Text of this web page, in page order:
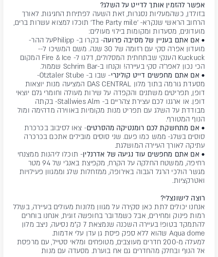
אפשר להזמין אותך לדייט על השלג?
בזולדן, כשהמעליות נסגרות, זאת השעה לפתיחת החגיגות. לאורך
הרחוב הראשי שנקרא- 'The Party mile' תוכלו למצוא עשרות ברים,
מועדונים, מסעדות ומקומות בילוי מעולים:
• אם אתם בעניין של מסיבה פרועה
- בקרו ב- Philippעל ההר-
מועדון אפרה סקי עם רזומה של 30 שנה. משם המשיכו ל--
Kuckuck הענקי שבתחתית המסלולים, דלגו ל- Fire & Ice המקום
הכי נכון לאפר'ה סקי בעיירה! וקנחו ב-Schrim Bar שממול.
• אם אתם מחפשים דייט קולינרי
- שבו ב- Ötztaler Stube-
מסעדת גורמה בתוך מלון DAS CENTRAL המציעה מנות יוצאות
דופן, תפריטים משתנים והקפדה על שירות מעולה וחומרי גלם יוצאי
דופן. או ארגנו לכם עצירת צהריים ב- Stallwies Alm- בקתה
מבודדת על השלג עם תפריט מנות מקומיות באווירה מדהימה ומול
הנוף המטורף.
• אם מתחשקת לכם רומנטיקה מהסרטים- צאו לסיבוב בכרכרת
סוסים בשלג- ממש כמו פעם. שני סוסים מובילים אתכם בכרכרה
עתיקה לאורך העיירה המושלגת.
• אם אתם מחפשים עוד נגיעה של אדרנלין- תוכלו ליהנות ממצנחי
רחיפה, ממשטח החלקה על הקרח, מקפיצת באנג'י של 94 מטר
מגשר הולכי הרגל הגבוה באירופה, ממזחלות שלג וממגוון פעילויות
ואטרקציות.
רוצה לישונצלי?
אנחנו יכולים לתת כאן סקירה על מגוון מלונות מעולים בעיירה, בשלל
רמות פינוק ומחירים, אבל כשמדובר בחופשה זוגית, אנחנו בוחרים
להתמקד בטופ! בעיירה השכנה שנמצאת 7 ק"מ נסיעה, ניצב מלון
Aqua dome שהוא ללא ספק פיסת גן עדן עלי אדמות.
למעלה מ-200 חדרים מעוצבים, מטופחים ומלאי סטייל, עם מרפסת
אל הנוף ובחלק מהחדרים גם אח בוערת. מסעדה עם מנות